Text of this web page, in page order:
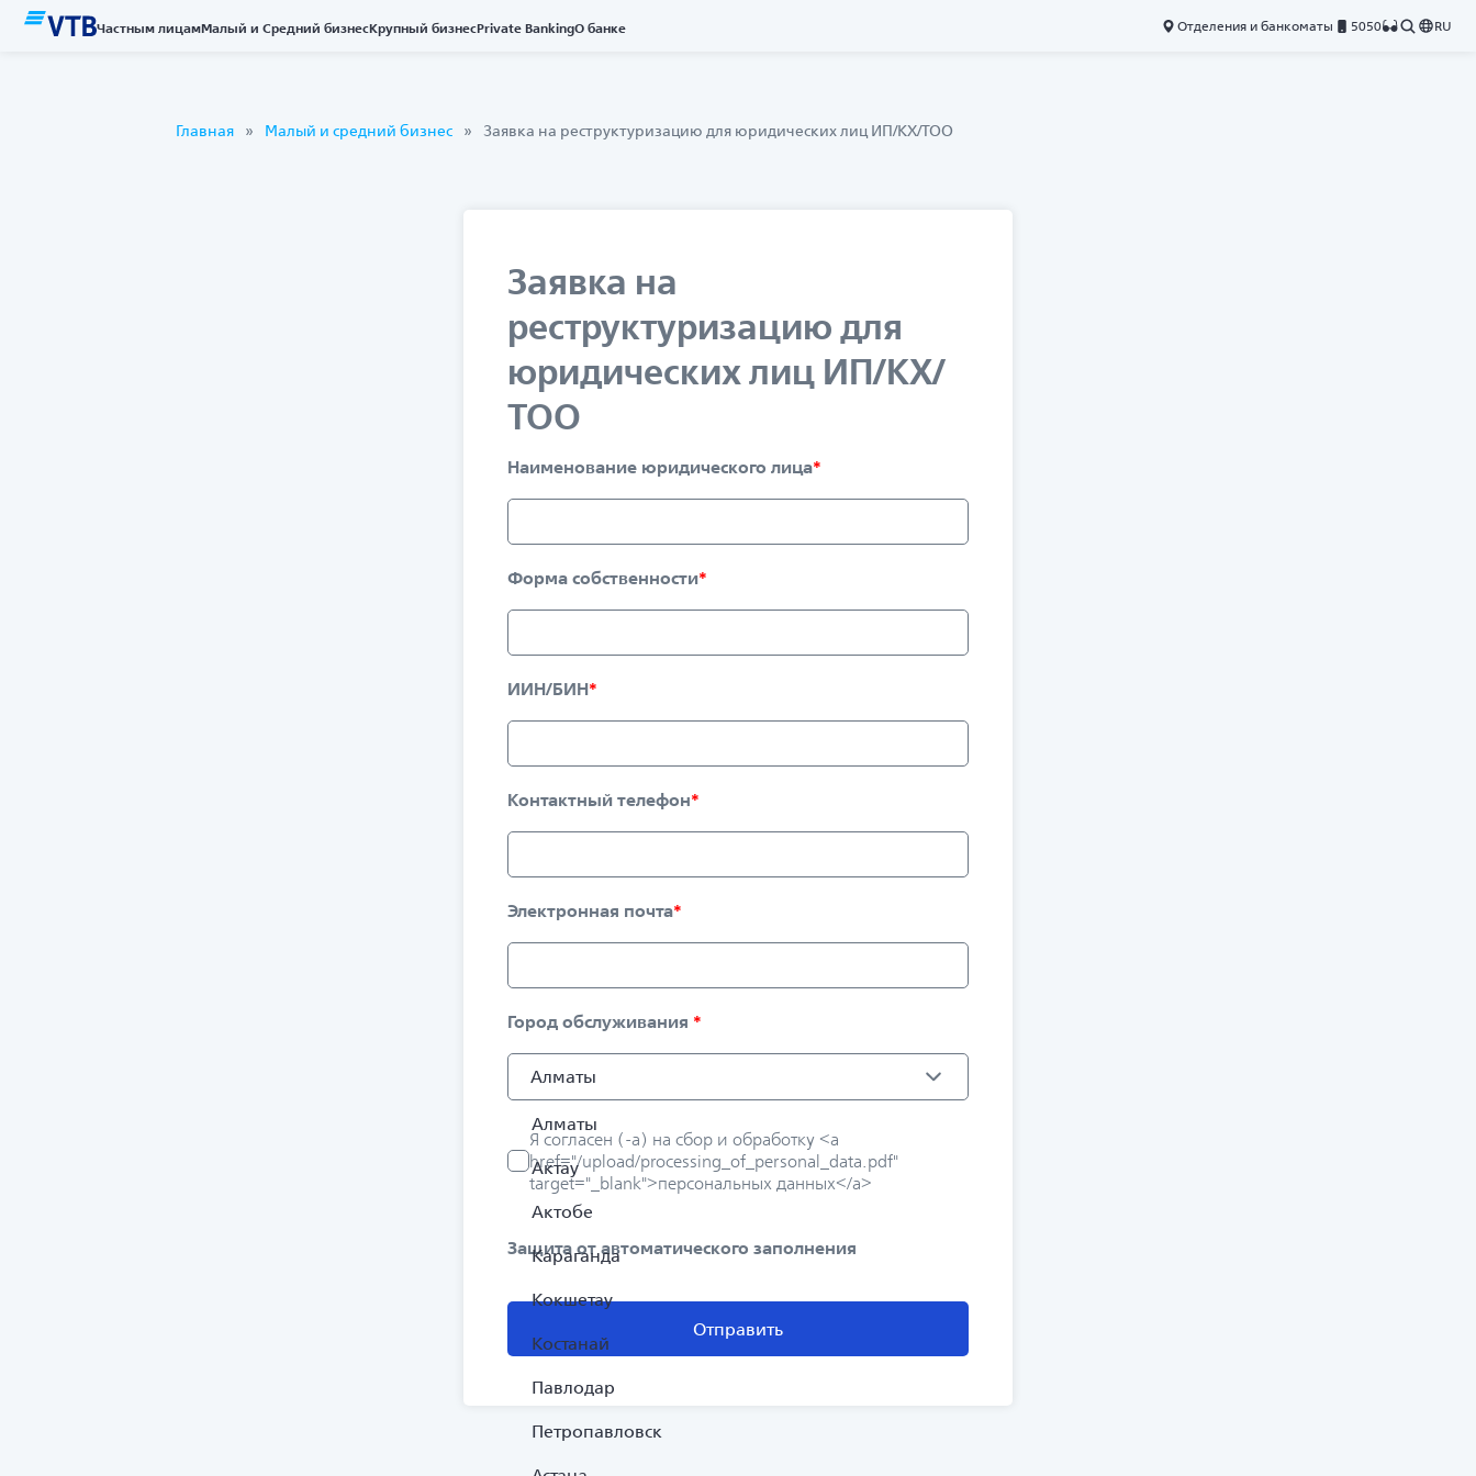
Частным лицамМалый и Средний бизнесКрупный бизнесPrivate BankingО банке Отделения и банкоматы 5050 RU
Главная Малый и средний бизнес Заявка на реструктуризацию для юридических лиц ИП/КХ/ТОО
Заявка на
реструктуризацию для
юридических лиц ИП/КХ/
ТОО
Наименование юридического лица*
Форма собственности*
ИИН/БИН*
Контактный телефон*
Электронная почта*
Город обслуживания *
Алматы
Алматы
Актау
Актобе
Караганда
Кокшетау
Костанай
Павлодар
Петропавловск
Я согласен (-а) на сбор и обработку <a
href="/upload/processing_of_personal_data.pdf"
target="_blank">персональных данных</a>
Защита от автоматического заполнения
Отправить